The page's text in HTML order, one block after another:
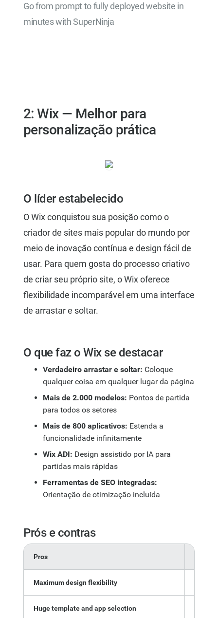
Go from prompt to fully deployed website in
minutes with SuperNinja
2: Wix — Melhor para
personalização prática
O líder estabelecido
O Wix conquistou sua posição como o
criador de sites mais popular do mundo por
meio de inovação contínua e design fácil de
usar. Para quem gosta do processo criativo
de criar seu próprio site, o Wix oferece
flexibilidade incomparável em uma interface
de arrastar e soltar.
O que faz o Wix se destacar
Verdadeiro arrastar e soltar: Coloque
qualquer coisa em qualquer lugar da página
Mais de 2.000 modelos: Pontos de partida
para todos os setores
Mais de 800 aplicativos: Estenda a
funcionalidade infinitamente
Wix ADI: Design assistido por IA para
partidas mais rápidas
Ferramentas de SEO integradas:
Orientação de otimização incluída
Prós e contras
Pros
Maximum design flexibility
Huge template and app selection